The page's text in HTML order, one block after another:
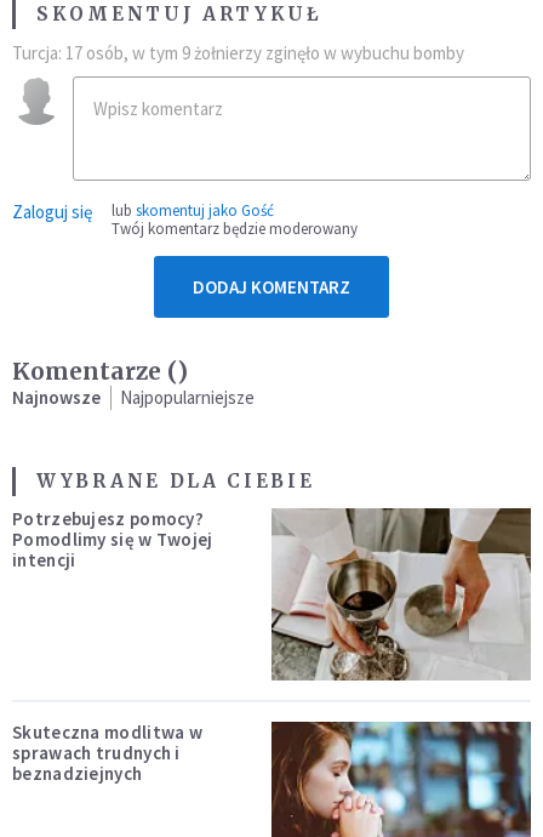
SKOMENTUJ ARTYKUŁ
Turcja: 17 osób, w tym 9 żołnierzy zginęło w wybuchu bomby
Zaloguj się lub skomentuj jako Gość
Twój komentarz będzie moderowany
DODAJ KOMENTARZ
Komentarze ()
Najnowsze Najpopularniejsze
WYBRANE DLA CIEBIE
Potrzebujesz pomocy?
Pomodlimy się w Twojej
intencji
Skuteczna modlitwa w
sprawach trudnych i
beznadziejnych